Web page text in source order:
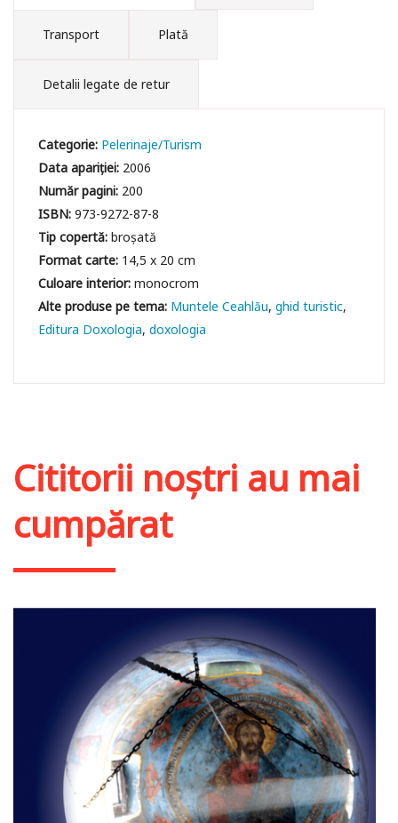
Transport Plată
Detalii legate de retur
Categorie: Pelerinaje/Turism
Data apariției: 2006
Număr pagini: 200
ISBN:973-9272-87-8
Tip copertă:broșată
Format carte: 14,5 x 20 cm
Culoare interior:monocrom
Muntele Ceahlău ghid turistic
Editura Doxologia doxologia
Cititorii noștri au mai
cumpărat